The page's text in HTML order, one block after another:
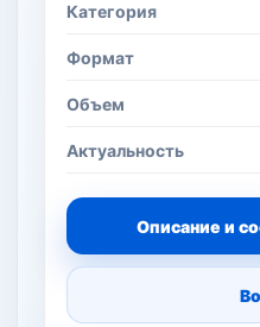
Категория
Формат
Объем
Актуальность
Описание и